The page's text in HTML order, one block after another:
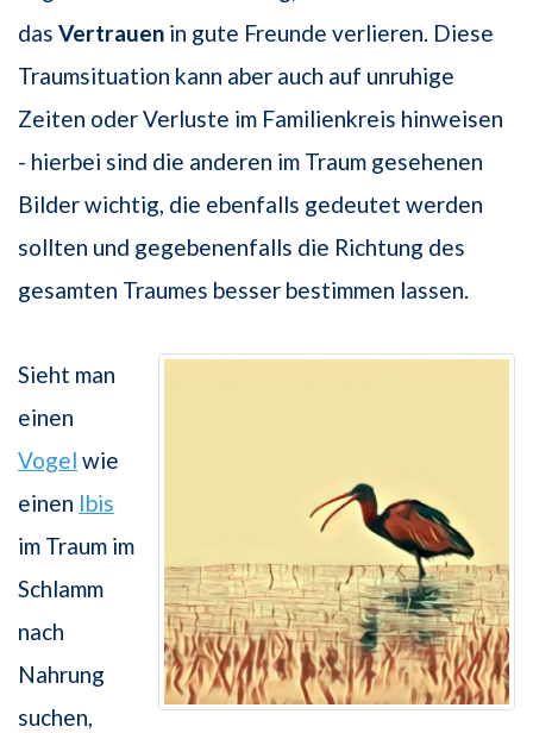
das Vertrauen in gute Freunde verlieren. Diese
Traumsituation kann aber auch auf unruhige
Zeiten oder Verluste im Familienkreis hinweisen
- hierbei sind die anderen im Traum gesehenen
Bilder wichtig, die ebenfalls gedeutet werden
sollten und gegebenenfalls die Richtung des
gesamten Traumes besser bestimmen lassen.
Sieht man
einen
Vogel wie
einen Ibis
im Traum im
Schlamm
nach
Nahrung
suchen,